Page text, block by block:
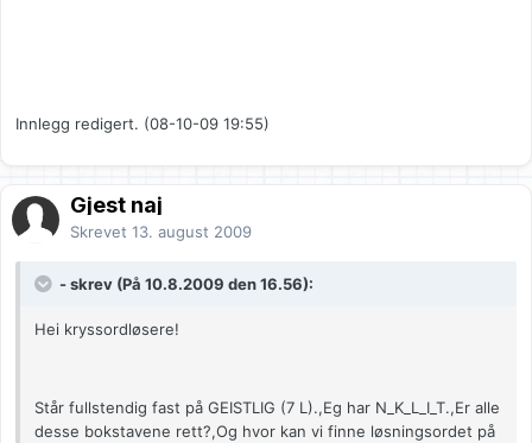
Innlegg redigert. (08-10-09 19:55)
Gjest naj
Skrevet 13. august 2009
- skrev (På 10.8.2009 den 16.56):
Hei kryssordløsere!
Står fullstendig fast på GEISTLIG (7 L).,Eg har N_K_L_I_T.,Er alle
desse bokstavene rett?,Og hvor kan vi finne løsningsordet på